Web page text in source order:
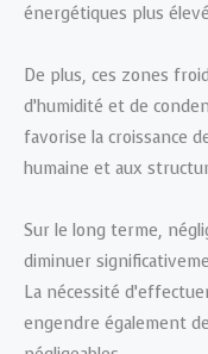
énergétiques plus
De plus, ces zones
d’humidité et de
favorise la croissance
humaine et aux
Sur le long terme,
diminuer
La nécessité
engendre également